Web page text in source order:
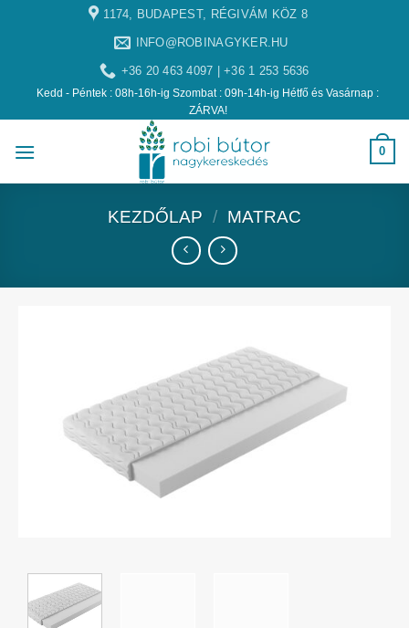
1174, BUDAPEST, RÉGIVÁM KÖZ 8
INFO@ROBINAGYKER.HU
+36 20 463 4097 | +36 1 253 5636
Kedd - Péntek : 08h-16h-ig Szombat : 09h-14h-ig Hétfő és Vasárnap :
ZÁRVA!
0
KEZDŐLAP / MATRAC